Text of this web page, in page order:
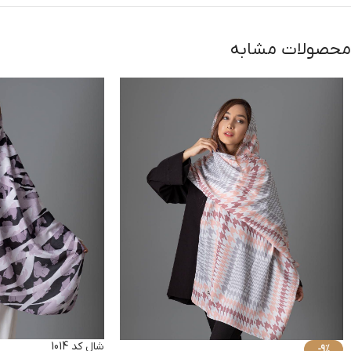
محصولات مشابه
شال کد 1014